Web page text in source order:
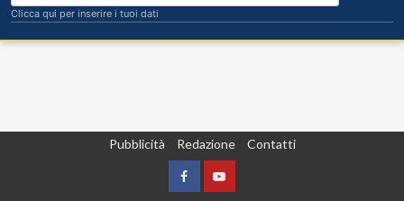
Pubblicità Redazione Contatti
FacebookYountube
Clicca qui per inserire i tuoi dati